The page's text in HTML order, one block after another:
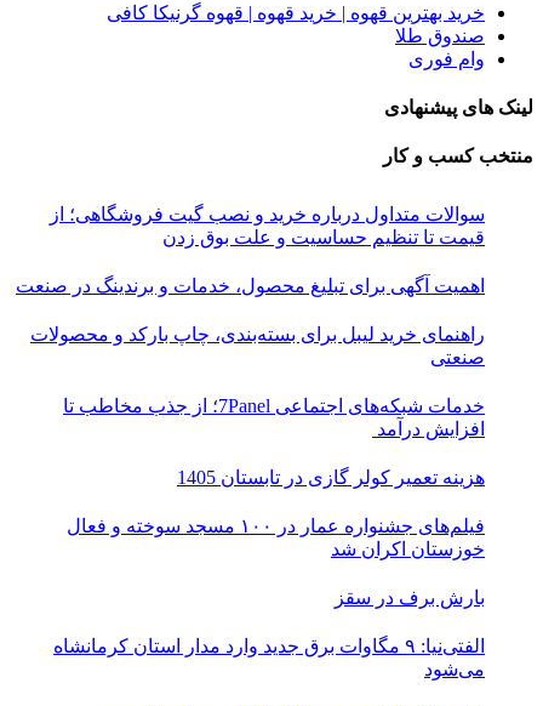
خرید بهترین قهوه | خرید قهوه | قهوه گرنیکا کافی
صندوق طلا
وام فوری
لینک های پیشنهادی
منتخب کسب و کار
سوالات متداول درباره خرید و نصب گیت فروشگاهی؛ از
قیمت تا تنظیم حساسیت و علت بوق زدن
اهمیت آگهی برای تبلیغ محصول، خدمات و برندینگ در صنعت
راهنمای خرید لیبل برای بسته‌بندی، چاپ بارکد و محصولات
صنعتی
خدمات شبکه‌های اجتماعی 7Panel؛ از جذب مخاطب تا
افزایش درآمد
هزینه تعمیر کولر گازی در تابستان 1405
فیلم‌های جشنواره عمار در ۱۰۰ مسجد سوخته و فعال
خوزستان اکران شد
بارش برف در سقز
الفتی‌نیا: ۹ مگاوات برق جدید وارد مدار استان کرمانشاه
می‌شود